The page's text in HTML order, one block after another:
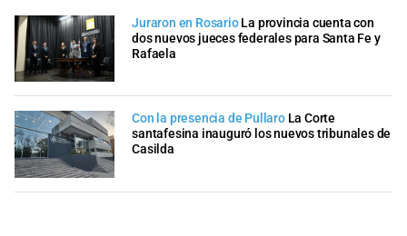
Juraron en Rosario La provincia cuenta con
dos nuevos jueces federales para Santa Fe y
Rafaela
Con la presencia de Pullaro La Corte
santafesina inauguró los nuevos tribunales de
Casilda